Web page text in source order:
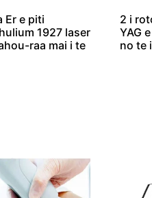
Er e piti
1927 laser
raa mai i te
2 i
YAG
no te